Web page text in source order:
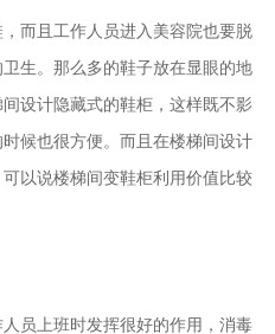
且工作人员进入美容院也要脱
生。那么多的鞋子放在显眼的地
设计隐藏式的鞋柜，这样既不影
候也很方便。而且在楼梯间设计
以说楼梯间变鞋柜利用价值比较
上班时发挥很好的作用，消毒